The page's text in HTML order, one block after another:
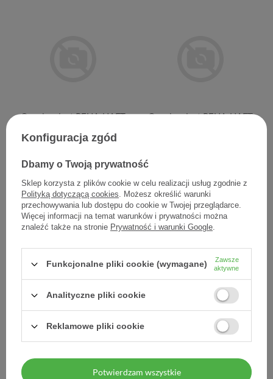
Opaska elast PEHA-HAFT
9,00 zł / szt.
Opaska elast PEHA-HAFT
Opaska elast PEHA-HAFT
10,10 zł
10,10 zł / szt.
Opaska elast PEHA-HAFT
koh.12cm x 4m 1 szt
14,10 zł
14,10 zł / szt.
Konfiguracja zgód
Dbamy o Twoją prywatność
Sklep korzysta z plików cookie w celu realizacji usług zgodnie z
Polityką dotyczącą cookies. Możesz określić warunki
przechowywania lub dostępu do cookie w Twojej przeglądarce.
Więcej informacji na temat warunków i prywatności można
znaleźć także na stronie Prywatność i warunki Google.
Funkcjonalne pliki cookie (wymagane)
Zawsze
aktywne
Analityczne pliki cookie
Reklamowe pliki cookie
Potwierdzam wszystkie